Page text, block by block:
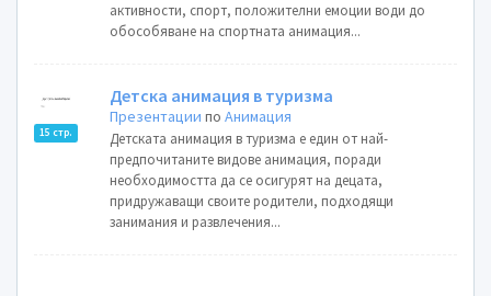
активности, спорт, положителни емоции води до
обособяване на спортната анимация...
15 стр.
Детска анимация в туризма
Презентации поАнимация
Детската анимация в туризма е един от най-
предпочитаните видове анимация, поради
необходимостта да се осигурят на децата,
придружаващи своите родители, подходящи
занимания и развлечения...